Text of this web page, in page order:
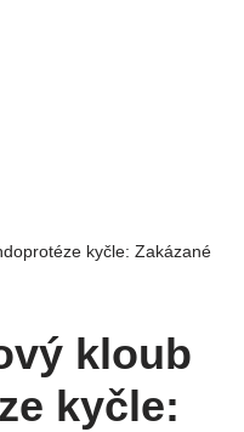
kyčle: Zakázané
kloub
kyčle: